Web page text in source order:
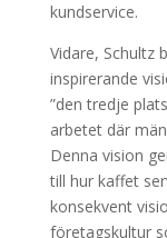
kundservice.
Vidare, Schultz
inspirerande
”den tredje
arbetet där
Denna vision
till hur kaffet
konsekvent
företagskultur